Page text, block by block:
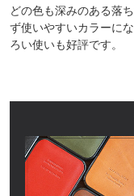
どの色も深みのある落
ず使いやすいカラーに
ろい使いも好評です。